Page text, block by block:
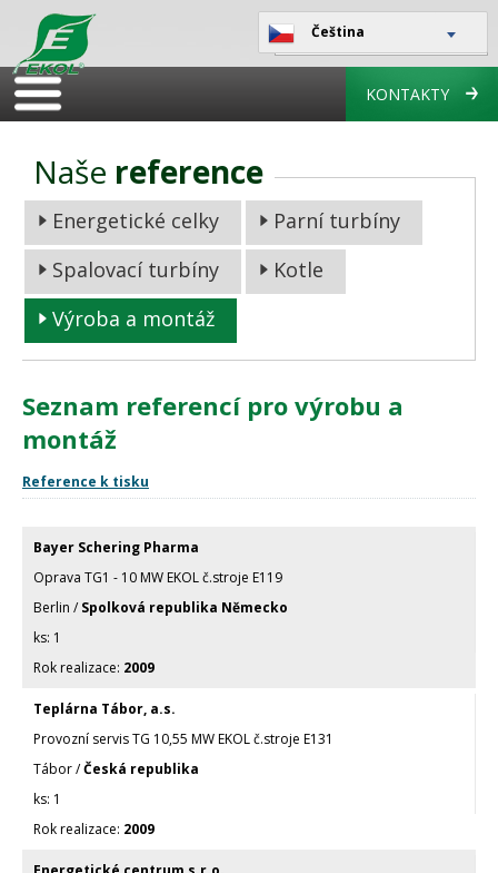
Čeština
KONTAKTY
Naše reference
Energetické celky
Parní turbíny
Spalovací turbíny
Kotle
Výroba a montáž
Seznam referencí pro výrobu a
montáž
Reference k tisku
Bayer Schering Pharma
Oprava TG1 - 10 MW EKOL č.stroje E119
Berlin /Spolková republika Německo
1
2009
Teplárna Tábor, a.s.
Provozní servis TG 10,55 MW EKOL č.stroje E131
Tábor /Česká republika
1
2009